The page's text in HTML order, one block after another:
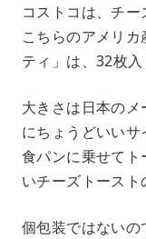
コストコは、チー
こちらのアメリ
ティ」は、32枚入
大きさは日本の
にちょうどいいサ
食パンに乗せてト
いチーズトースト
個包装ではない